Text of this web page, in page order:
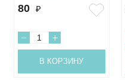
80 ₽
В КОРЗИНУ